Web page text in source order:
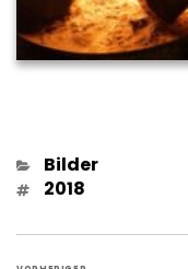
Kategorien
Bilder
Schlagwörter
2018